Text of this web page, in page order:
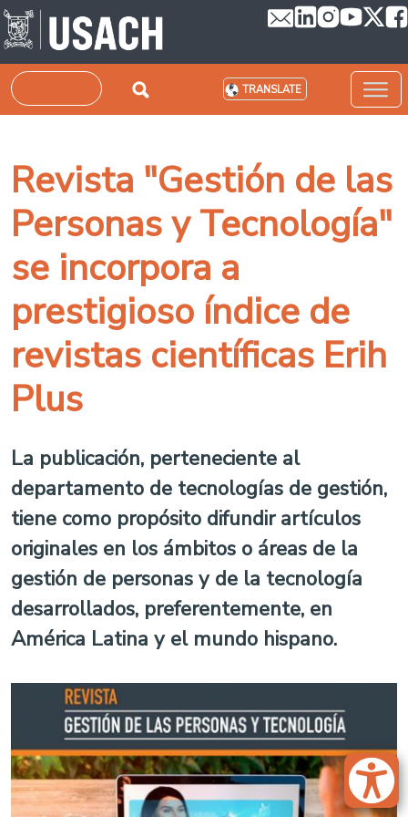
Skip to main content
Search TRANSLATE
Revista "Gestión de las
Personas y Tecnología"
se incorpora a
prestigioso índice de
revistas científicas Erih
Plus
La publicación, perteneciente al
departamento de tecnologías de gestión,
tiene como propósito difundir artículos
originales en los ámbitos o áreas de la
gestión de personas y de la tecnología
desarrollados, preferentemente, en
América Latina y el mundo hispano.